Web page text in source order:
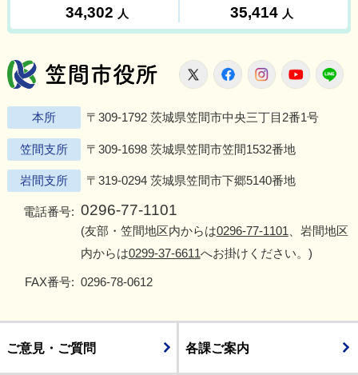
笠間市役所
X FacebookInstagram
本所 〒309-1792 茨城県笠間市中央三丁目2番1号
笠間支所 〒309-1698 茨城県笠間市笠間1532番地
岩間支所 〒319-0294 茨城県笠間市下郷5140番地
電話番号: 0296-77-1101
(友部・笠間地区内からは0296-77-1101 、岩間地区
内からは0299-37-6611へお掛けください。)
FAX番号: 0296-78-0612
ご意見・ご質問 各課ご案内